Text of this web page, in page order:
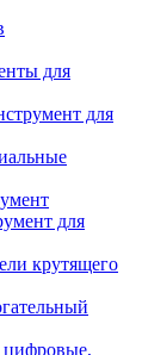
для
для
для
крутящего